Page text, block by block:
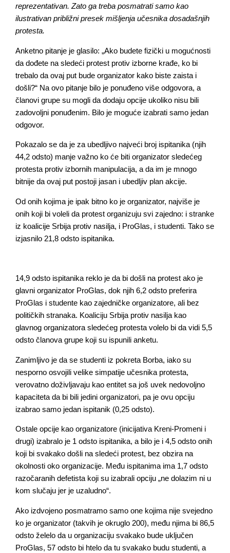
reprezentativan. Zato ga treba posmatrati samo kao
ilustrativan približni presek mišljenja učesnika dosadašnjih
protesta.
Anketno pitanje je glasilo: „Ako budete fizički u mogućnosti
da dođete na sledeći protest protiv izborne krađe, ko bi
trebalo da ovaj put bude organizator kako biste zaista i
došli?“ Na ovo pitanje bilo je ponuđeno više odgovora, a
članovi grupe su mogli da dodaju opcije ukoliko nisu bili
zadovoljni ponuđenim. Bilo je moguće izabrati samo jedan
odgovor.
Pokazalo se da je za ubedljivo najveći broj ispitanika (njih
44,2 odsto) manje važno ko će biti organizator sledećeg
protesta protiv izbornih manipulacija, a da im je mnogo
bitnije da ovaj put postoji jasan i ubedljiv plan akcije.
Od onih kojima je ipak bitno ko je organizator, najviše je
onih koji bi voleli da protest organizuju svi zajedno: i stranke
iz koalicije Srbija protiv nasilja, i ProGlas, i studenti. Tako se
izjasnilo 21,8 odsto ispitanika.
14,9 odsto ispitanika reklo je da bi došli na protest ako je
glavni organizator ProGlas, dok njih 6,2 odsto preferira
ProGlas i studente kao zajedničke organizatore, ali bez
političkih stranaka. Koaliciju Srbija protiv nasilja kao
glavnog organizatora sledećeg protesta volelo bi da vidi 5,5
odsto članova grupe koji su ispunili anketu.
Zanimljivo je da se studenti iz pokreta Borba, iako su
nesporno osvojili velike simpatije učesnika protesta,
verovatno doživljavaju kao entitet sa još uvek nedovoljno
kapaciteta da bi bili jedini organizatori, pa je ovu opciju
izabrao samo jedan ispitanik (0,25 odsto).
Ostale opcije kao organizatore (inicijativa Kreni-Promeni i
drugi) izabralo je 1 odsto ispitanika, a bilo je i 4,5 odsto onih
koji bi svakako došli na sledeći protest, bez obzira na
okolnosti oko organizacije. Među ispitanima ima 1,7 odsto
razočaranih defetista koji su izabrali opciju „ne dolazim ni u
kom slučaju jer je uzaludno“.
Ako izdvojeno posmatramo samo one kojima nije svejedno
ko je organizator (takvih je okruglo 200), među njima bi 86,5
odsto želelo da u organizaciju svakako bude uključen
ProGlas, 57 odsto bi htelo da tu svakako budu studenti, a